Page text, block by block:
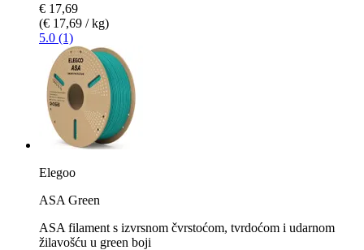
€ 17,69
(€ 17,69 / kg)
5.0 (1)
Elegoo
ASA Green
ASA filament s izvrsnom čvrstoćom, tvrdoćom i udarnom
žilavošću u green boji